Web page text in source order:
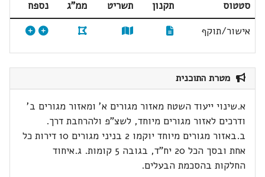
סטטוס תקנון תשריט ממ"ג
נספח
אישור/תוקף
מטרת התוכנית
א.שינוי ייעוד השטח מאזור מגורים א' ומאזור מגורים ב'
ודרכים לאזור מגורים מיוחד, לשצ"פ ולהרחבת דרך.
ב.באזור מגורים מיוחד יוקמו 2 בניני מגורים 10 דירות כל
אחת ובסך הכל 20 יח"ד, בגובה 5 קומות. ג.איחוד
החלקות בהסכמת הבעלים.